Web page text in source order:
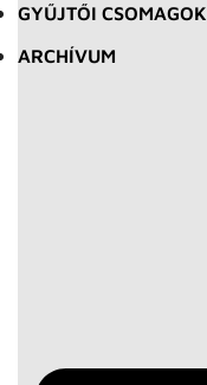
GYŰJTŐI CSOMAGOK
ARCHÍVUM